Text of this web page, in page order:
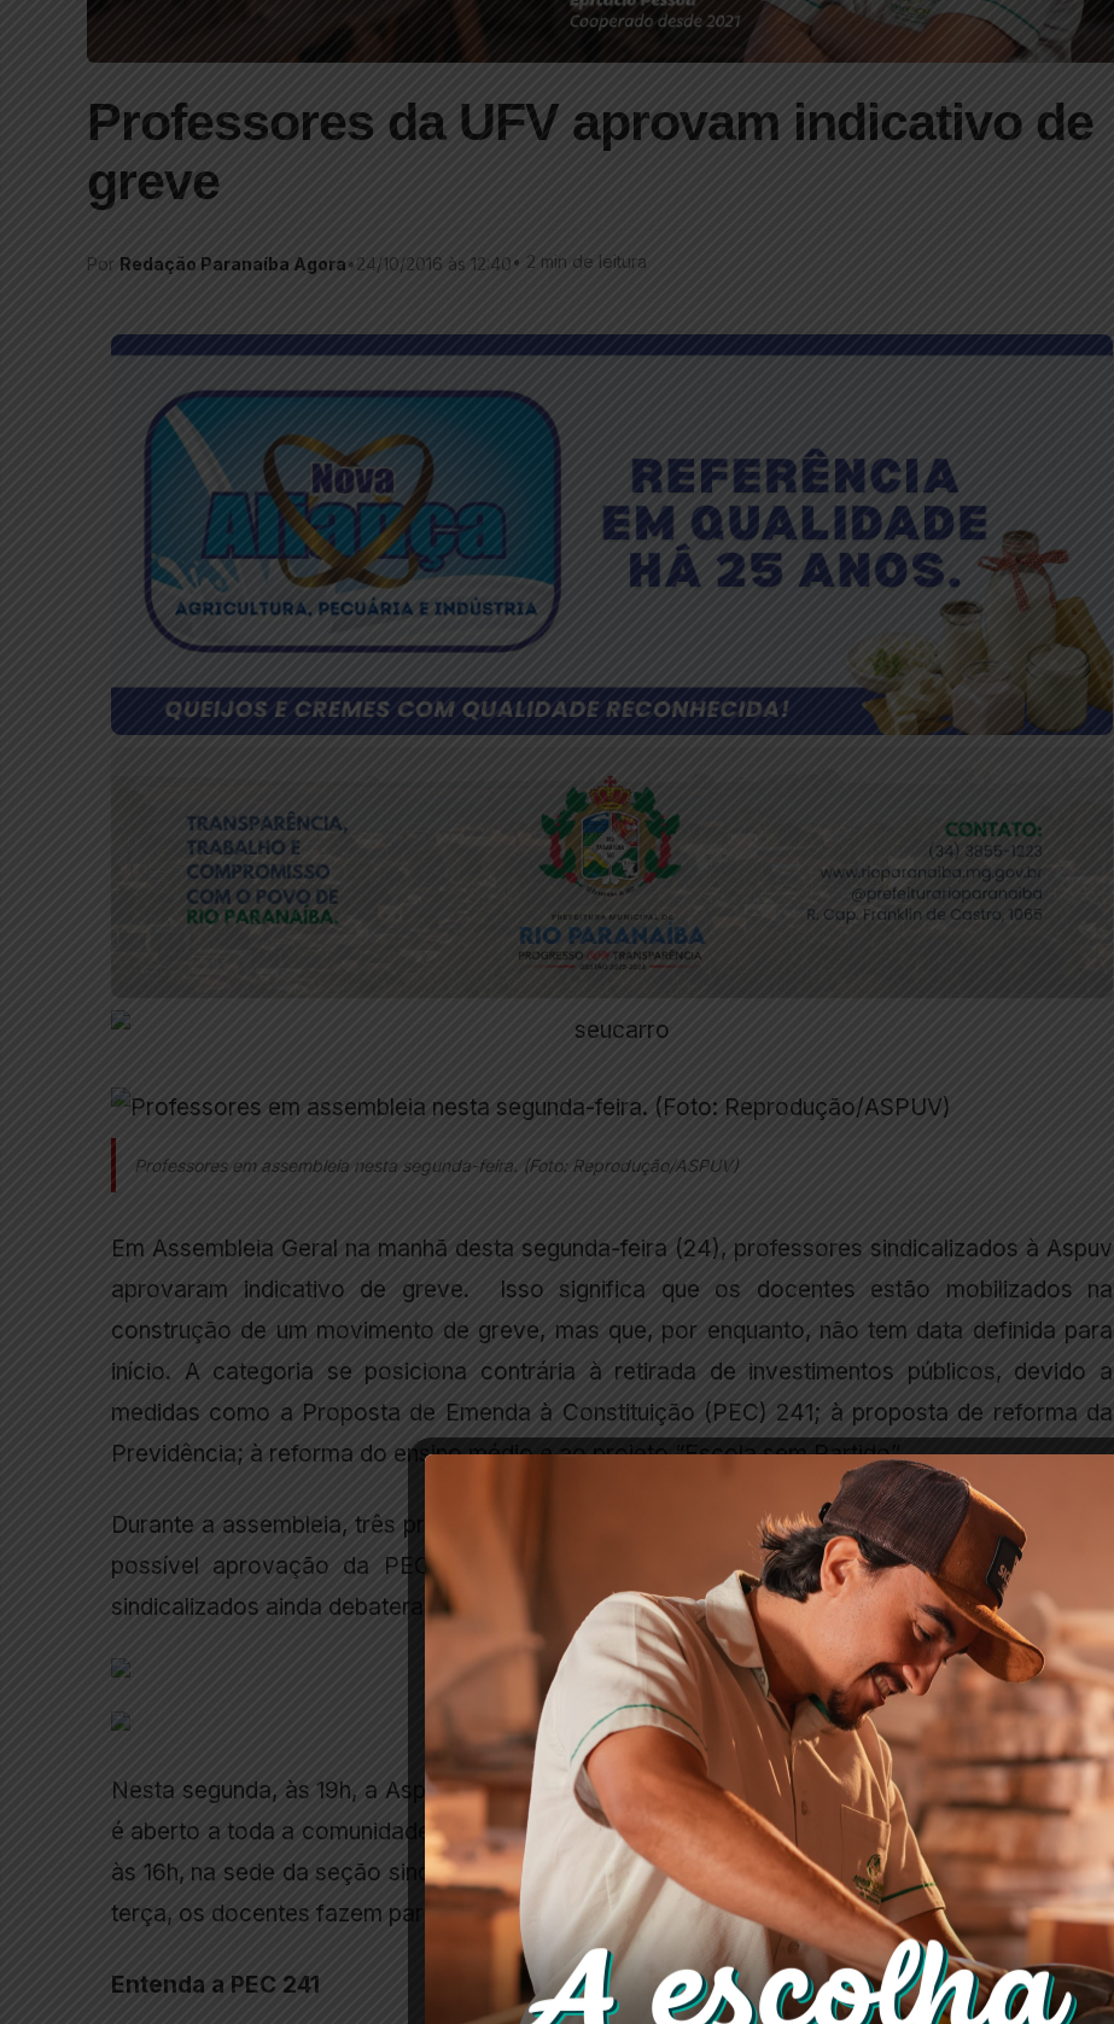
Professores da UFV aprovam indicativo de
greve
Por Redação Paranaíba Agora• 24/10/2016 às 12:40• 2 min de leitura
Professores em assembleia nesta segunda-feira. (Foto: Reprodução/ASPUV)
Em Assembleia Geral na manhã desta segunda-feira (24), professores sindicalizados à Aspuv
aprovaram indicativo de greve. Isso significa que os docentes estão mobilizados na
construção de um movimento de greve, mas que, por enquanto, não tem data definida para
início. A categoria se posiciona contrária à retirada de investimentos públicos, devido a
medidas como a Proposta de Emenda à Constituição (PEC) 241; à proposta de reforma da
Previdência; à reforma do ensino médio e ao projeto “Escola sem Partido”.
Durante a assembleia, três professores da UFV convidados falaram sobre os impactos que a
possível aprovação da PEC 241 pode ter em áreas como a saúde e a educação. Os
sindicalizados ainda debateram propostas de mobilização da categoria.
Nesta segunda, às 19h, a Aspuv vai transmitir ao vivo o seminário “O Golpe no Sus”. O evento
é aberto a toda a comunidade. Uma nova assembleia está marcada para esta terça-feira (25),
às 16h, na sede da seção sindical, para avaliar o movimento. Lembrando que nesta segunda e
terça, os docentes fazem paralisação.
Entenda a PEC 241